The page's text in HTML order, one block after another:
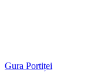
Gura Portiței